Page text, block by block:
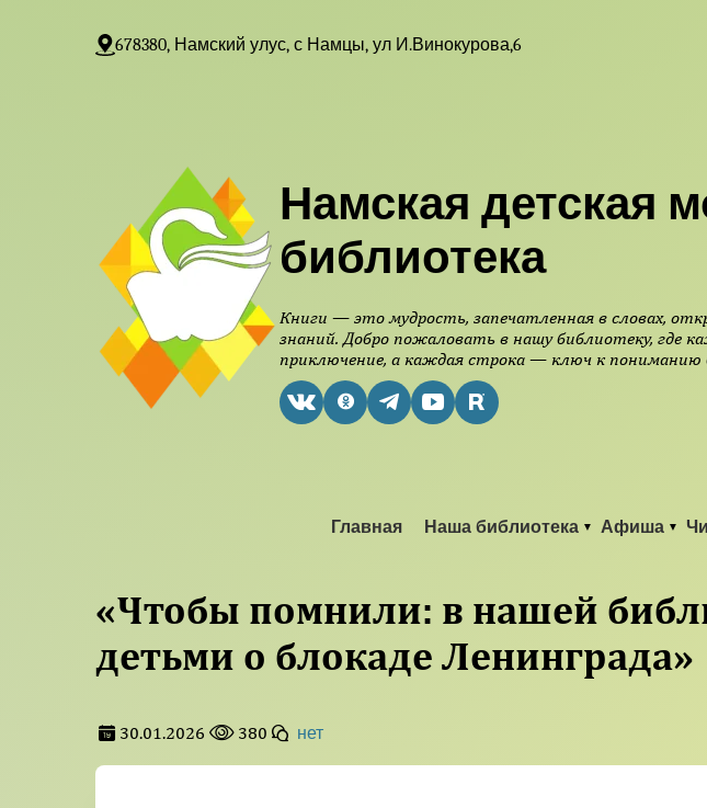
678380, Намский улус, с Намцы, ул И.Винокурова,6
Намская детская
библиотека
Книги — это мудрость, запечатленная в словах,
знаний. Добро пожаловать в нашу библиотеку, где
приключение, а каждая строка — ключ к пониманию
Главная Наша библиотека Афиша
«Чтобы помнили: в нашей
детьми о блокаде Ленинграда»
30.01.2026 380 нет